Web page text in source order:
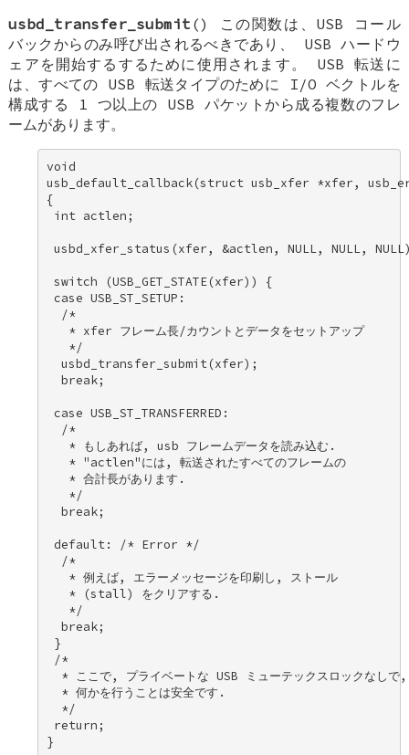
usbd_transfer_submit () この関数は、USB コール
バックからのみ呼び出されるべきであり、 USB ハードウ
ェアを開始するするために使用されます。 USB 転送に
は、すべての USB 転送タイプのために I/O ベクトルを
構成する 1 つ以上の USB パケットから成る複数のフレ
ームがあります。
void
usb_default_callback(struct usb_xfer *xfer,
{
int actlen;
usbd_xfer_status(xfer, &actlen, NULL, NULL,
switch (USB_GET_STATE(xfer)) {
case USB_ST_SETUP:
  /*
   * xfer フレーム長/カウントとデータをセットアップ
   */
  usbd_transfer_submit(xfer);
  break;
case USB_ST_TRANSFERRED:
  /*
   * もしあれば, usb フレームデータを読み込む.
   * "actlen"には, 転送されたすべてのフレームの
   * 合計長があります.
   */
  break;
default: /* Error */
  /*
   * 例えば, エラーメッセージを印刷し, ストール
   * (stall) をクリアする.
   */
  break;
}
/*
* ここで, プライベートな USB ミューテックスロックなし
  * 何かを行うことは安全です.
  */
return;
}